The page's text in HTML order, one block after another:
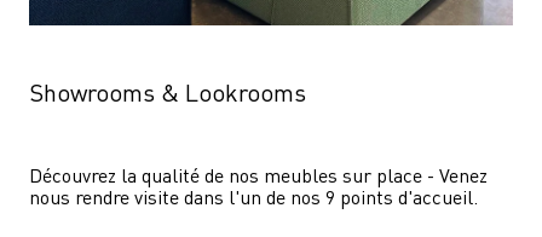
Showrooms & Lookrooms
Découvrez la qualité de nos meubles sur place - Venez
nous rendre visite dans l'un de nos 9 points d'accueil.